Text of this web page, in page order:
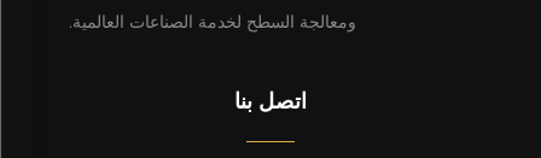
ومعالجة السطح لخدمة الصناعات العالمية.
اتصل بنا